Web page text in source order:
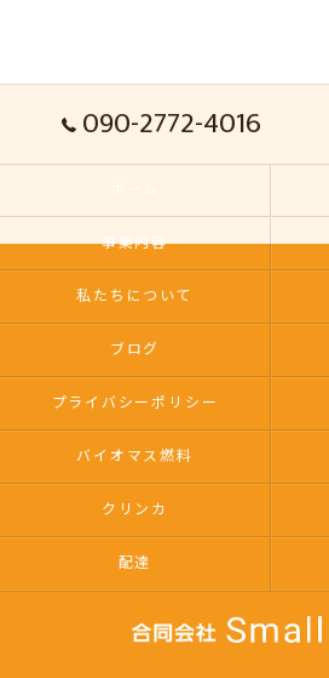
090-2772-4016
ホーム
事業内容
私たちについて
ブログ
プライバシーポリシー
バイオマス燃料
クリンカ
配達